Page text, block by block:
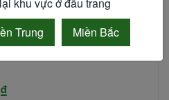
Trung Miền Bắc